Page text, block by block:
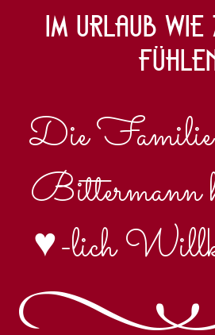
Im Urlaub wie
Die
Bittermann
♥-lich